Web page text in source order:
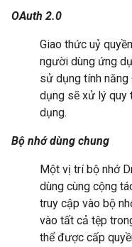
OAuth 2.0
Giao thức uỷ
người dùng ứng
sử dụng tính năng
dụng sẽ xử lý quy
dụng.
Bộ nhớ dùng chung
Một vị trí bộ nhớ
dùng cùng cộng
truy cập vào bộ
vào tất cả tệp
thể được cấp